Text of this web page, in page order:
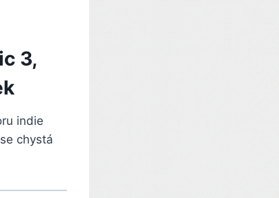
3,
indie
chystá